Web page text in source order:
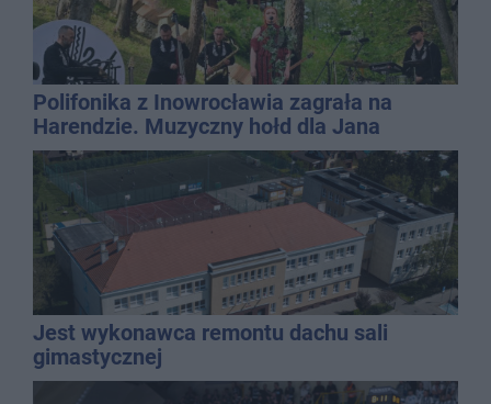
Polifonika z Inowrocławia zagrała na
Harendzie. Muzyczny hołd dla Jana
Kasprowicza
Jest wykonawca remontu dachu sali
gimastycznej